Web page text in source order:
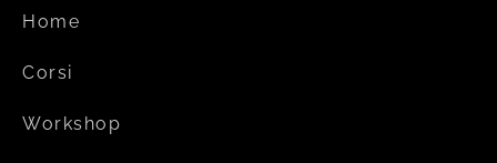
Home
Corsi
Workshop